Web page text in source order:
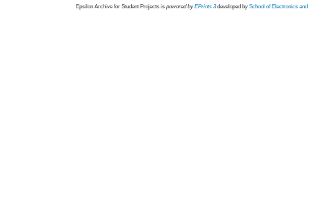
Epsilon Archive for Student Projects is powored byEPrints 3 developed by School of Electronics